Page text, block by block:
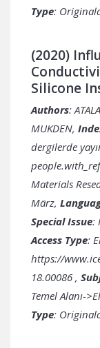
Type:
(2020)
Silicone
Authors:
MUKDEN,
dergilerde
Materials
März,
Special Issue:
Access Type:
https://
18.00086 ,
Temel Alanı-
Type: